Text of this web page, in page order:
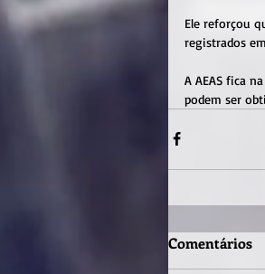
Ele reforçou
registrados
A AEAS fica
podem ser
Comentários